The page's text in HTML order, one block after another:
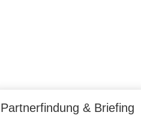
Partnerfindung & Briefing